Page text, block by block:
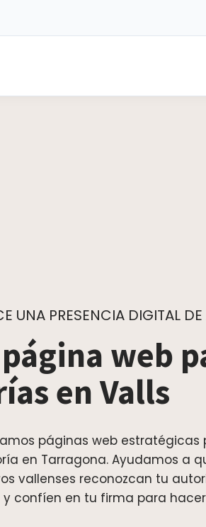
UNA PRESENCIA DIGITAL
web
en Valls
páginas web estratégicas
en Tarragona. Ayudamos a
vallenses reconozcan tu
confíen en tu firma para hacer